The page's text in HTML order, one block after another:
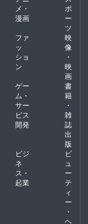
メ・
漫画
ポ
ー
ツ
ファ
ッ
ショ
ン
映
像
・
映
画
ゲー
ム・
サー
ビス
開発
書
籍
・
雑
誌
出
版
ビジ
ネ
ス・
起業
ビ
ュ
ー
テ
ィ
ー
・
ヘ